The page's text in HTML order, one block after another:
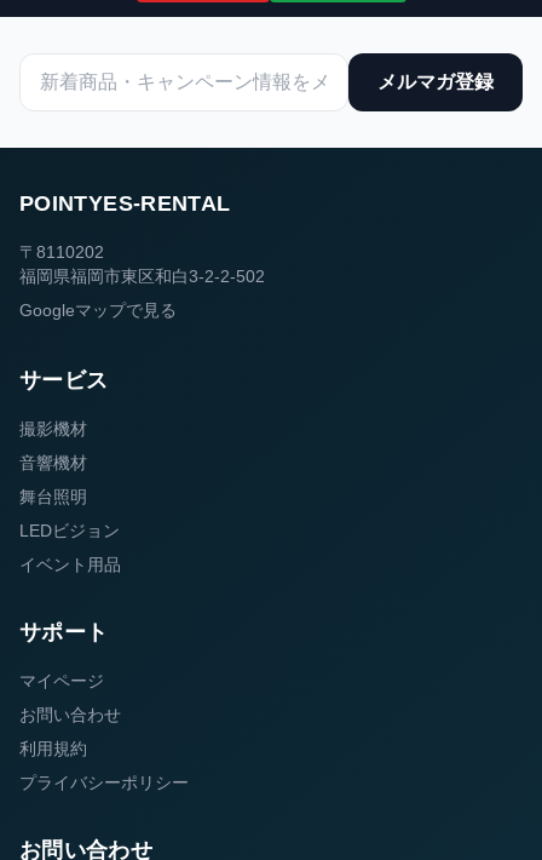
メルマガ登録
POINTYES-RENTAL
〒8110202
福岡県福岡市東区和白3-2-2-502
Googleマップで見る
サービス
撮影機材
音響機材
舞台照明
LEDビジョン
イベント用品
サポート
マイページ
お問い合わせ
利用規約
プライバシーポリシー
お問い合わせ